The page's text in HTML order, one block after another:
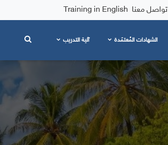
تواصل معنا Training in English
الشهادات المُعتمَدة آلية التدريب